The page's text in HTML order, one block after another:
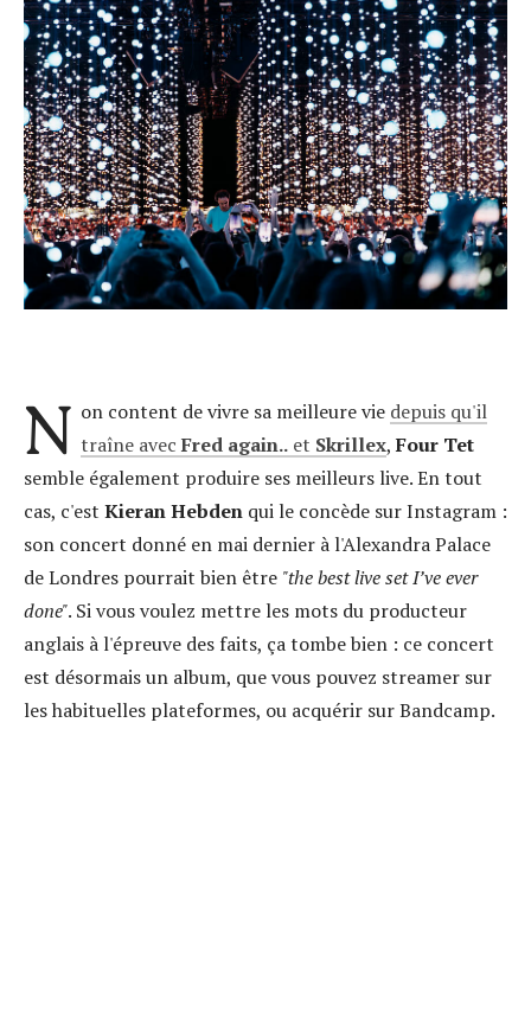
N on content de vivre sa meilleure vie depuis qu'il
traîne avec Fred again..et Skrillex,Four Tet
semble également produire ses meilleurs live. En tout
cas, c'est Kieran Hebden qui le concède sur Instagram :
son concert donné en mai dernier à l'Alexandra Palace
de Londres pourrait bien être "the best live set I’ve ever
done". Si vous voulez mettre les mots du producteur
anglais à l'épreuve des faits, ça tombe bien : ce concert
est désormais un album, que vous pouvez streamer sur
les habituelles plateformes, ou acquérir sur Bandcamp.